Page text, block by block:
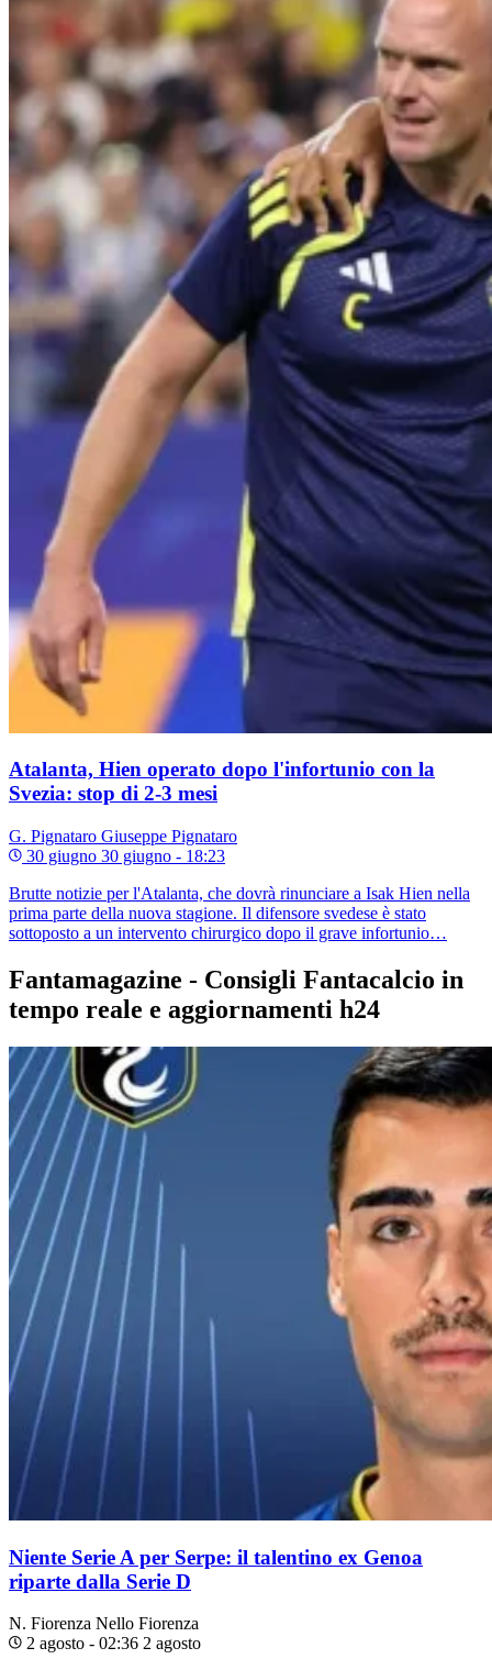
Atalanta, Hien operato dopo l'infortunio con la
Svezia: stop di 2-3 mesi
G. Pignataro Giuseppe Pignataro
30 giugno 30 giugno - 18:23
Brutte notizie per l'Atalanta, che dovrà rinunciare a Isak Hien nella
prima parte della nuova stagione. Il difensore svedese è stato
sottoposto a un intervento chirurgico dopo il grave infortunio…
Fantamagazine - Consigli Fantacalcio in
tempo reale e aggiornamenti h24
Niente Serie A per Serpe: il talentino ex Genoa
riparte dalla Serie D
N. Fiorenza Nello Fiorenza
2 agosto - 02:36 2 agosto